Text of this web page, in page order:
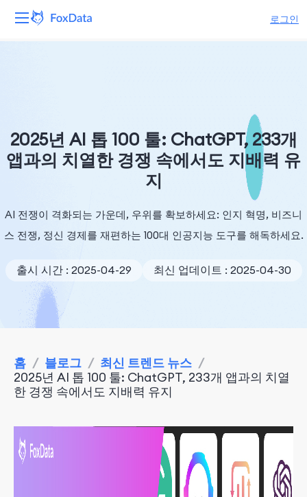
로그인
자원
회사
2025년 AI 톱 100 툴: ChatGPT, 233개
앱과의 치열한 경쟁 속에서도 지배력 유
지
AI 전쟁이 격화되는 가운데, 우위를 확보하세요: 인지 혁명, 비즈니
스 전쟁, 정신 경제를 재편하는 100대 인공지능 도구를 해독하세요.
출시 시간 : 2025-04-29 최신 업데이트 : 2025-04-30
홈 / 블로그 / 최신 트렌드 뉴스 /
2025년 AI 톱 100 툴: ChatGPT, 233개 앱과의 치열
한 경쟁 속에서도 지배력 유지